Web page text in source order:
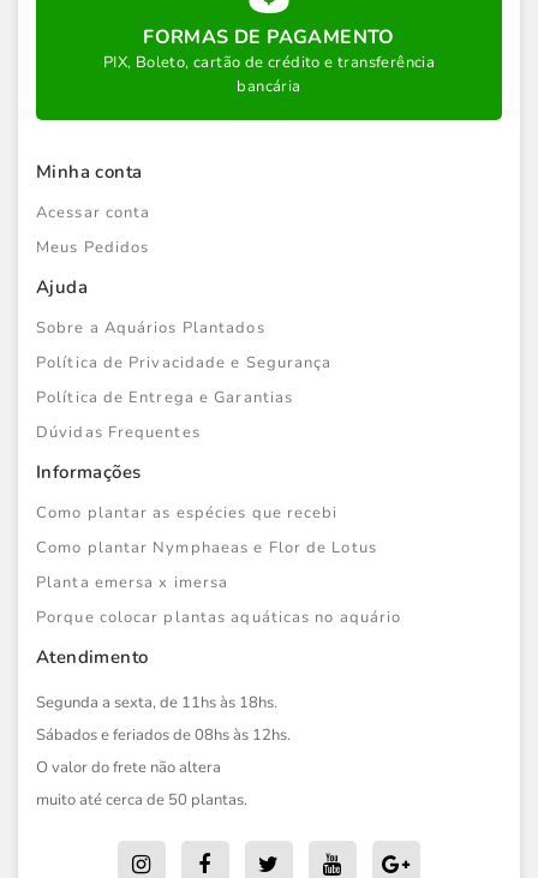
FORMAS DE PAGAMENTO
PIX, Boleto, cartão de crédito e transferência
bancária
Minha conta
Acessar conta
Meus Pedidos
Ajuda
Sobre a Aquários Plantados
Política de Privacidade e Segurança
Política de Entrega e Garantias
Dúvidas Frequentes
Informações
Como plantar as espécies que recebi
Como plantar Nymphaeas e Flor de Lotus
Planta emersa x imersa
Porque colocar plantas aquáticas no aquário
Atendimento
Segunda a sexta, de 11hs às 18hs.
Sábados e feriados de 08hs às 12hs.
O valor do frete não altera
muito até cerca de 50 plantas.